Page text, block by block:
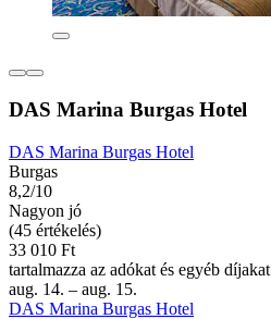
DAS Marina Burgas Hotel
DAS Marina Burgas Hotel
Burgas
8,2/10
Nagyon jó
(45 értékelés)
33 010 Ft
tartalmazza az adókat és egyéb díjakat
aug. 14. – aug. 15.
DAS Marina Burgas Hotel